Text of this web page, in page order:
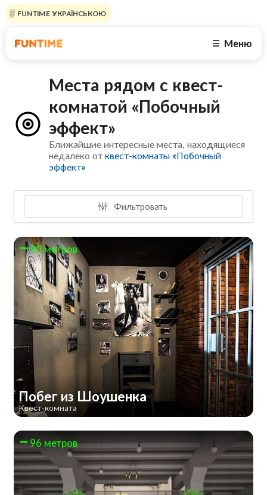
FUNTIME УКРАЇНСЬКОЮ
☰ Меню
Места рядом с квест-
комнатой «Побочный
эффект»
Ближайшие интересные места, находящиеся
недалеко отквест-комнаты «Побочный
эффект»
Фильтровать
90 метров
Побег из Шоушенка
Квест-комната
96 метров